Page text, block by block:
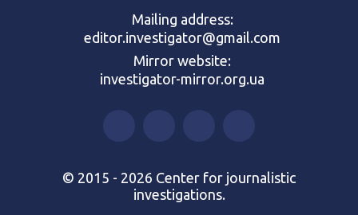
Mailing address:
editor.investigator@gmail.com
Mirror website:
investigator-mirror.org.ua
© 2015 - 2026 Center for journalistic
investigations.